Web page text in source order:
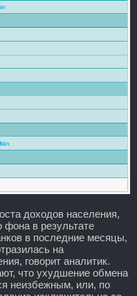
доходов населения,
в результате
в последние месяцы,
на
говорит аналитик.
что ухудшение обмена
неизбежным, или, по